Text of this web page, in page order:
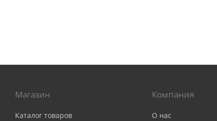
Магазин
Каталог товаров
Компания
О нас